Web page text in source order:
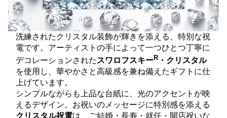
洗練されたクリスタル装飾が輝きを添える、特別な祝
電です。アーティストの手によって一つひとつ丁寧に
デコレーションされた スワロフスキーR ・クリスタル
を使用し、華やかさと高級感を兼ね備えたギフトに仕
上げています。
シンプルながらも上品な台紙に、光のアクセントが映
えるデザイン。お祝いのメッセージに特別感を添える
クリスタル祝電は、ご結婚・長寿・就任・開店祝いな